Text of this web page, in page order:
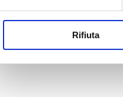
Rifiuta